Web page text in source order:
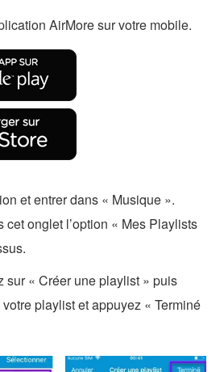
AirMore sur votre mobile.
et entrer dans « Musique ».
cet onglet l’option « Mes Playlists
sur « Créer une playlist » puis
playlist et appuyez « Terminé